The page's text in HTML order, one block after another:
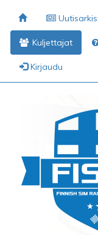
Kuljettajat
Kirjaudu